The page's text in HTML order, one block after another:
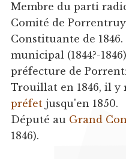
Membre du parti
Comité de
Constituante de
municipal (1844?-
préfecture de
Trouillat en 1846, il y
préfetjusqu'en 1850.
Député au Grand
1846).